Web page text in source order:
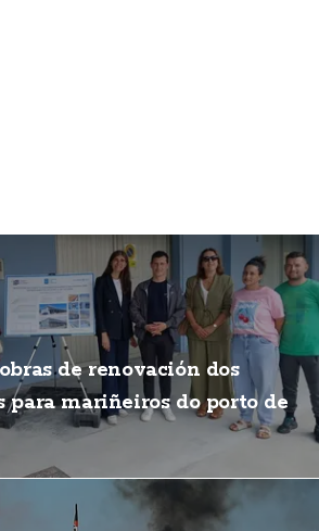
de renovación dos
para mariñeiros do porto de